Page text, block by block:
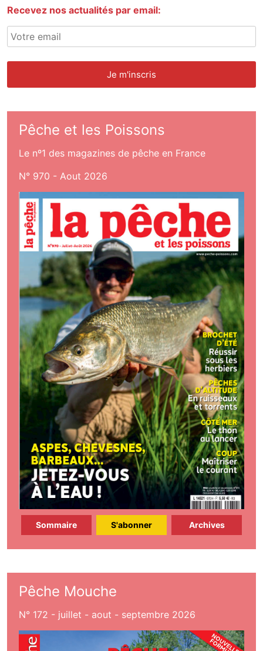
Recevez nos actualités par email:
Pêche et les Poissons
Le nº1 des magazines de pêche en France
N° 970 - Aout 2026
Sommaire S'abonner Archives
Pêche Mouche
N° 172 - juillet - aout - septembre 2026